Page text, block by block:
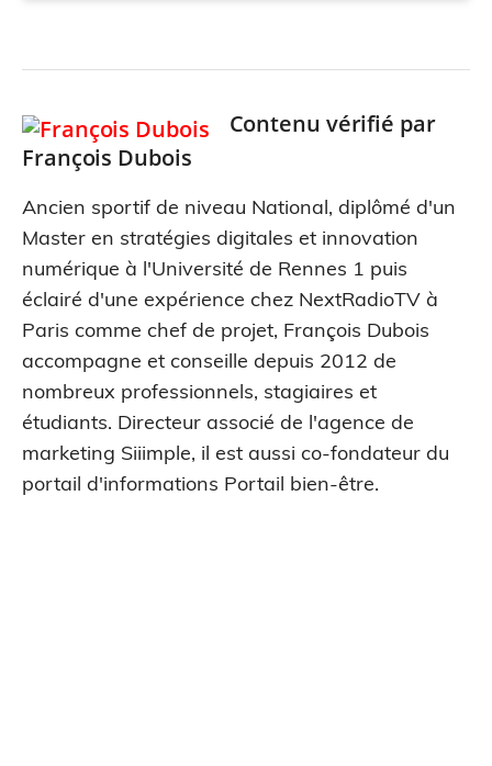
Contenu vérifié par
François Dubois
Ancien sportif de niveau National, diplômé d'un
Master en stratégies digitales et innovation
numérique à l'Université de Rennes 1 puis
éclairé d'une expérience chez NextRadioTV à
Paris comme chef de projet, François Dubois
accompagne et conseille depuis 2012 de
nombreux professionnels, stagiaires et
étudiants. Directeur associé de l'agence de
marketing Siiimple, il est aussi co-fondateur du
portail d'informations Portail bien-être.